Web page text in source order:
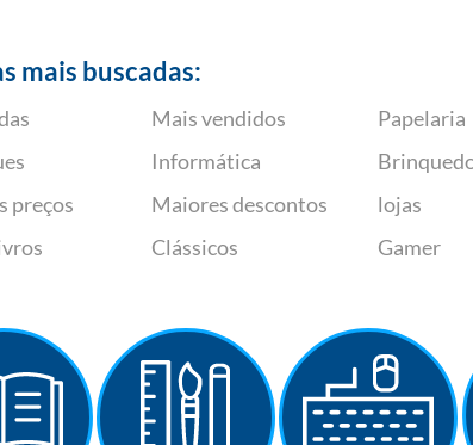
mais buscadas:
preços
Mais vendidos
Informática
Maiores descontos
Clássicos
Papelaria
lojas
Gamer